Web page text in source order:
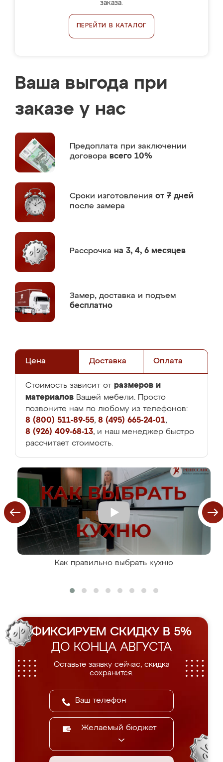
заказа.
ПЕРЕЙТИ В КАТАЛОГ
Ваша выгода при
заказе у нас
Предоплата при заключении
договора всего 10%
Сроки изготовления от 7 дней
после замера
Рассрочка на 3, 4, 6 месяцев
Замер, доставка и подъем
бесплатно
Цена Доставка Оплата
Стоимость зависит от размеров и
материалов Вашей мебели. Просто
позвоните нам по любому из телефонов:
8 (800) 511-89-55, 8 (495) 665-24-01,
8 (926) 409-68-13, и наш менеджер быстро
рассчитает стоимость.
Как правильно выбрать кухню
ФИКСИРУЕМ СКИДКУ В 5%
ДО КОНЦА АВГУСТА
Оставьте заявку сейчас, скидка
сохранится.
Желаемый бюджет